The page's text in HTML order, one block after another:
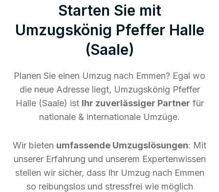
Starten Sie mit
Umzugskönig Pfeffer Halle
(Saale)
Planen Sie einen Umzug nach Emmen? Egal wo
die neue Adresse liegt, Umzugskönig Pfeffer
Halle (Saale) ist Ihr zuverlässiger Partner für
nationale & internationale Umzüge.
Wir bieten umfassende Umzugslösungen: Mit
unserer Erfahrung und unserem Expertenwissen
stellen wir sicher, dass Ihr Umzug nach Emmen
so reibungslos und stressfrei wie möglich